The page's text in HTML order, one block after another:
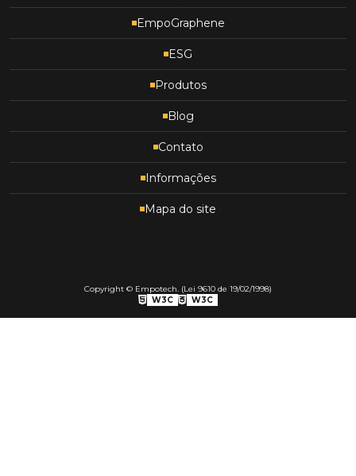
EmpoGraphene
ESG
Produtos
Blog
Contato
Informações
Mapa do site
Copyright © Empotech. (Lei 9610 de 19/02/1998)
W3C
W3C